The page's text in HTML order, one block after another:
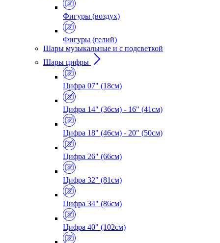
Фигуры (воздух)
Фигуры (гелий)
Шары музыкальные и с подсветкой
Шары цифры
Цифра 07" (18см)
Цифра 14" (36см) - 16" (41см)
Цифра 18" (46см) - 20" (50см)
Цифра 26" (66см)
Цифра 32" (81см)
Цифра 34" (86см)
Цифра 40" (102см)